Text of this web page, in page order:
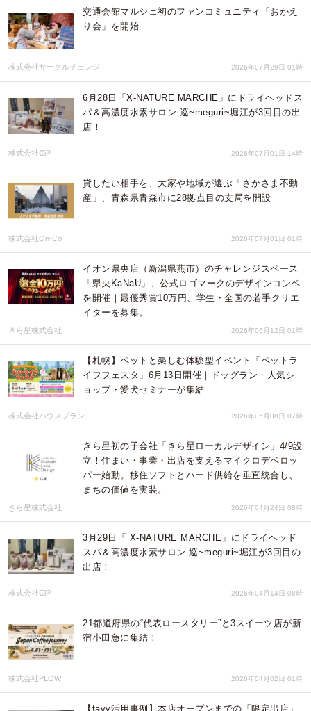
交通会館マルシェ初のファンコミュニティ「おかえ
り会」を開始
株式会社サークルチェンジ 2026年07月29日 01時
6月28日「X-NATURE MARCHE」にドライヘッドス
パ＆高濃度水素サロン 巡~meguri~堀江が3回目の出
店！
株式会社CiP 2026年07月01日 14時
貸したい相手を、大家や地域が選ぶ「さかさま不動
産」、青森県青森市に28拠点目の支局を開設
株式会社On-Co 2026年07月01日 01時
イオン県央店（新潟県燕市）のチャレンジスペース
「県央KaNaU」、公式ロゴマークのデザインコンペ
を開催｜最優秀賞10万円、学生・全国の若手クリエ
イターを募集。
きら星株式会社 2026年06月12日 01時
【札幌】ペットと楽しむ体験型イベント「ペットラ
イフフェスタ」6月13日開催｜ドッグラン・人気シ
ョップ・愛犬セミナーが集結
株式会社ハウスプラン 2026年05月08日 07時
きら星初の子会社「きら星ローカルデザイン」4/9設
立！住まい・事業・出店を支えるマイクロデベロッ
パー始動。移住ソフトとハード供給を垂直統合し、
まちの価値を実装。
きら星株式会社 2026年04月24日 08時
3月29日「 X-NATURE MARCHE」にドライヘッド
スパ＆高濃度水素サロン 巡~meguri~堀江が3回目の
出店！
株式会社CiP 2026年04月14日 08時
21都道府県の“代表ロースタリー”と3スイーツ店が新
宿小田急に集結！
株式会社PLOW 2026年04月02日 01時
【favy活用事例】本店オープンまでの「限定出店」